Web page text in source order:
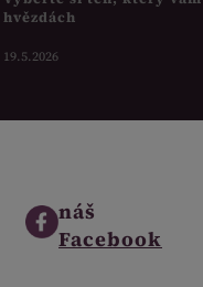
hvězdách
19.5.2026
náš
Facebook